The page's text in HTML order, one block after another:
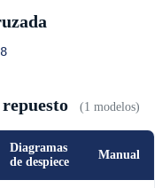
(1 modelos)
Diagramas
de despiece
Manual